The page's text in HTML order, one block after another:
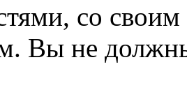
со своим
Вы не